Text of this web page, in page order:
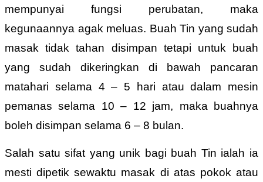
mempunyai fungsi perubatan, maka
kegunaannya agak meluas. Buah Tin yang sudah
masak tidak tahan disimpan tetapi untuk buah
yang sudah dikeringkan di bawah pancaran
matahari selama 4 – 5 hari atau dalam mesin
pemanas selama 10 – 12 jam, maka buahnya
boleh disimpan selama 6 – 8 bulan.
Salah satu sifat yang unik bagi buah Tin ialah ia
mesti dipetik sewaktu masak di atas pokok atau